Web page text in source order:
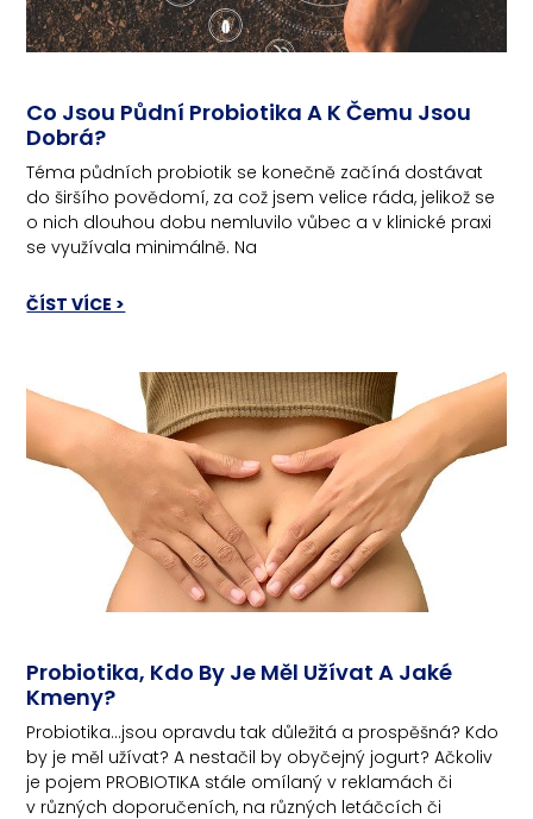
Co Jsou Půdní Probiotika A K Čemu Jsou
Dobrá?
Téma půdních probiotik se konečně začíná dostávat
do širšího povědomí, za což jsem velice ráda, jelikož se
o nich dlouhou dobu nemluvilo vůbec a v klinické praxi
se využívala minimálně. Na
ČÍST VÍCE >
Probiotika, Kdo By Je Měl Užívat A Jaké
Kmeny?
Probiotika…jsou opravdu tak důležitá a prospěšná? Kdo
by je měl užívat? A nestačil by obyčejný jogurt? Ačkoliv
je pojem PROBIOTIKA stále omílaný v reklamách či
v různých doporučeních, na různých letáčcích či